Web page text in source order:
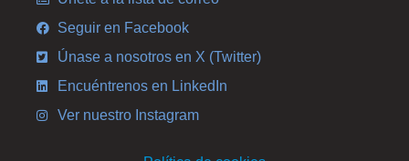
Seguir en Facebook
Únase a nosotros en X (Twitter)
Encuéntrenos en LinkedIn
Ver nuestro Instagram